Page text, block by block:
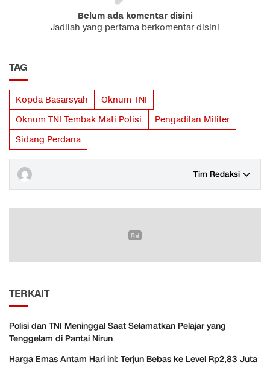
Belum ada komentar disini
Jadilah yang pertama berkomentar disini
TAG
Kopda Basarsyah
Oknum TNI
Oknum TNI Tembak Mati Polisi
Pengadilan Militer
Sidang Perdana
Tim Redaksi
TERKAIT
Polisi dan TNI Meninggal Saat Selamatkan Pelajar yang
Tenggelam di Pantai Nirun
Harga Emas Antam Hari ini: Terjun Bebas ke Level Rp2,83 Juta